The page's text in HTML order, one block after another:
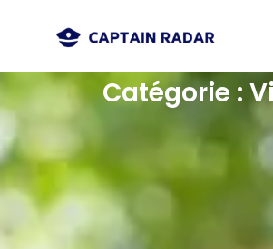
Catégorie :